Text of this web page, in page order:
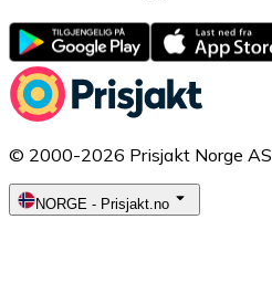
© 2000-2026 Prisjakt Norge AS
NORGE - Prisjakt.no